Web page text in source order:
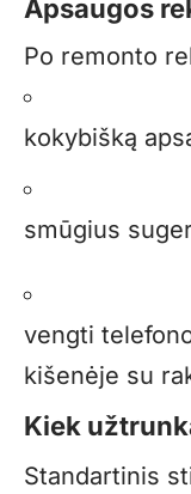
Apsaugos
Po remonto
kokybišką
smūgius
vengti
kišenėje su
Kiek
Standartinis